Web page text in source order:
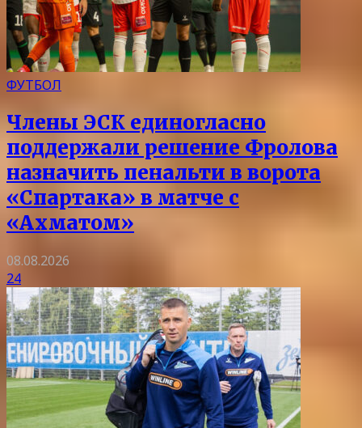
ФУТБОЛ
Члены ЭСК единогласно
поддержали решение Фролова
назначить пенальти в ворота
«Спартака» в матче с
«Ахматом»
08.08.2026
24